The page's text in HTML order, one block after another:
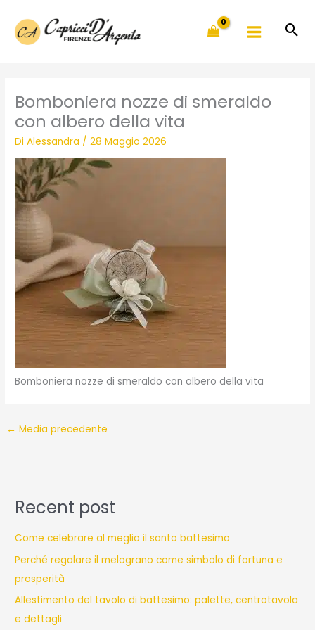
contenuto
Bomboniera nozze di smeraldo
con albero della vita
DiAlessandra /28 Maggio 2026
Bomboniera nozze di smeraldo con albero della vita
← Media precedente
Recent post
Come celebrare al meglio il santo battesimo
Perché regalare il melograno come simbolo di fortuna e
prosperità
Allestimento del tavolo di battesimo: palette, centrotavola
e dettagli